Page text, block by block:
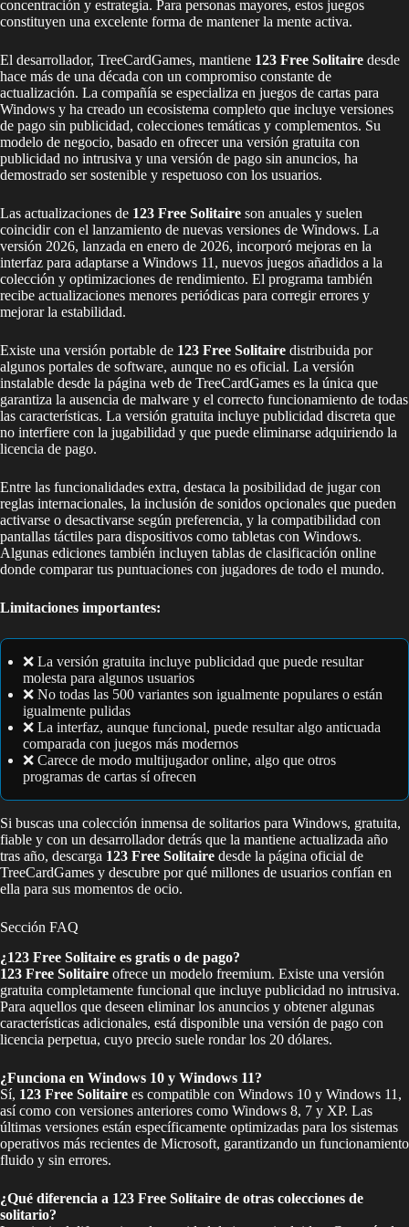
concentración y estrategia. Para personas mayores, estos juegos
constituyen una excelente forma de mantener la mente activa.
El desarrollador, TreeCardGames, mantiene 123 Free Solitaire desde
hace más de una década con un compromiso constante de
actualización. La compañía se especializa en juegos de cartas para
Windows y ha creado un ecosistema completo que incluye versiones
de pago sin publicidad, colecciones temáticas y complementos. Su
modelo de negocio, basado en ofrecer una versión gratuita con
publicidad no intrusiva y una versión de pago sin anuncios, ha
demostrado ser sostenible y respetuoso con los usuarios.
Las actualizaciones de 123 Free Solitaire son anuales y suelen
coincidir con el lanzamiento de nuevas versiones de Windows. La
versión 2026, lanzada en enero de 2026, incorporó mejoras en la
interfaz para adaptarse a Windows 11, nuevos juegos añadidos a la
colección y optimizaciones de rendimiento. El programa también
recibe actualizaciones menores periódicas para corregir errores y
mejorar la estabilidad.
Existe una versión portable de 123 Free Solitaire distribuida por
algunos portales de software, aunque no es oficial. La versión
instalable desde la página web de TreeCardGames es la única que
garantiza la ausencia de malware y el correcto funcionamiento de todas
las características. La versión gratuita incluye publicidad discreta que
no interfiere con la jugabilidad y que puede eliminarse adquiriendo la
licencia de pago.
Entre las funcionalidades extra, destaca la posibilidad de jugar con
reglas internacionales, la inclusión de sonidos opcionales que pueden
activarse o desactivarse según preferencia, y la compatibilidad con
pantallas táctiles para dispositivos como tabletas con Windows.
Algunas ediciones también incluyen tablas de clasificación online
donde comparar tus puntuaciones con jugadores de todo el mundo.
Limitaciones importantes:
❌ La versión gratuita incluye publicidad que puede resultar
molesta para algunos usuarios
❌ No todas las 500 variantes son igualmente populares o están
igualmente pulidas
❌ La interfaz, aunque funcional, puede resultar algo anticuada
comparada con juegos más modernos
❌ Carece de modo multijugador online, algo que otros
programas de cartas sí ofrecen
Si buscas una colección inmensa de solitarios para Windows, gratuita,
fiable y con un desarrollador detrás que la mantiene actualizada año
tras año, descarga 123 Free Solitaire desde la página oficial de
TreeCardGames y descubre por qué millones de usuarios confían en
ella para sus momentos de ocio.
Sección FAQ
¿123 Free Solitaire es gratis o de pago?
123 Free Solitaire ofrece un modelo freemium. Existe una versión
gratuita completamente funcional que incluye publicidad no intrusiva.
Para aquellos que deseen eliminar los anuncios y obtener algunas
características adicionales, está disponible una versión de pago con
licencia perpetua, cuyo precio suele rondar los 20 dólares.
¿Funciona en Windows 10 y Windows 11?
Sí, 123 Free Solitaire es compatible con Windows 10 y Windows 11,
así como con versiones anteriores como Windows 8, 7 y XP. Las
últimas versiones están específicamente optimizadas para los sistemas
operativos más recientes de Microsoft, garantizando un funcionamiento
fluido y sin errores.
¿Qué diferencia a 123 Free Solitaire de otras colecciones de
solitario?